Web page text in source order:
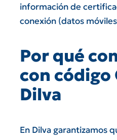
información de
conexión (datos
Por qué
con código
Dilva
En Dilva garantizamos